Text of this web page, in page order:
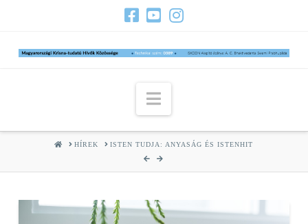
Navigation
HOMEHÍREK ISTEN TUDJA: ANYASÁG ÉS ISTENHIT